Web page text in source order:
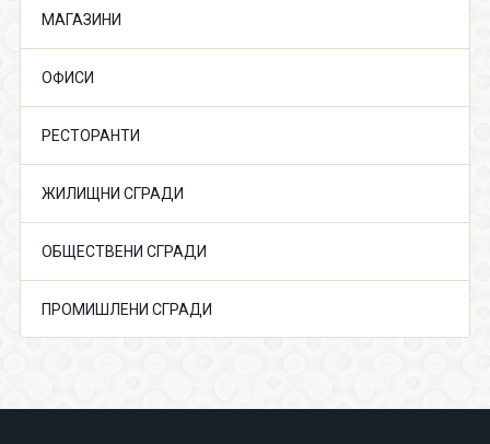
МАГАЗИНИ
ОФИСИ
РЕСТОРАНТИ
ЖИЛИЩНИ СГРАДИ
ОБЩЕСТВЕНИ СГРАДИ
ПРОМИШЛЕНИ СГРАДИ